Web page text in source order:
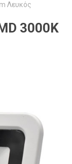
Λευκός
3000K